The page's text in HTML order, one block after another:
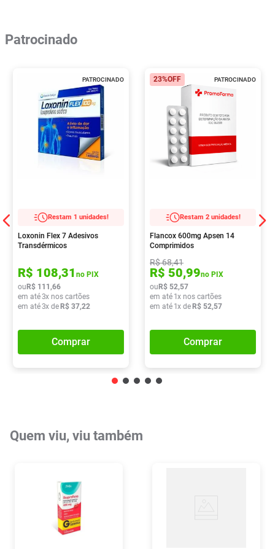
Patrocinado
PATROCINADO
Restam 1 unidades!
Loxonin Flex 7 Adesivos
Transdérmicos
R$ 108,31 no PIX
ou R$ 111 ,66
em até3x nos cartões
em até3x de R$ 37,22
Comprar
PATROCINADO
23%OFF
Restam 2 unidades!
Flancox 600mg Apsen 14
Comprimidos
R$68,41
R$ 50,99no PIX
ou R$ 52,57
em até 1x nos cartões
em até 1x de R$ 52,57
Comprar
Quem viu, viu também